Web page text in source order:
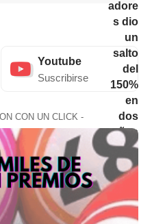
Youtube
Suscribirse
CON UN CLICK -